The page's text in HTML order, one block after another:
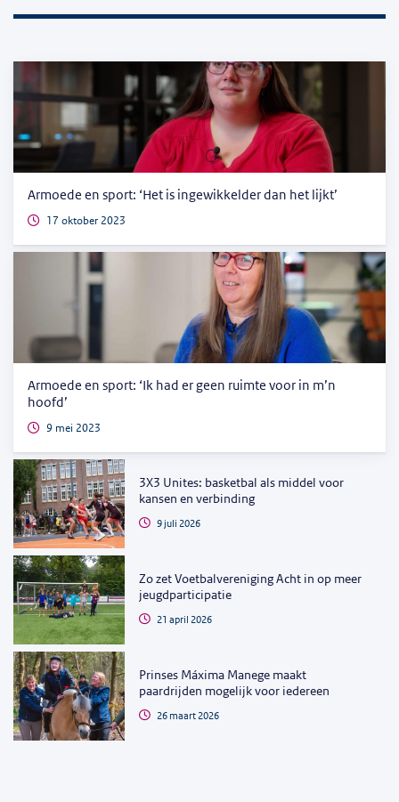
Armoede en sport: ‘Het is ingewikkelder dan het lijkt’
17 oktober 2023
Armoede en sport: ‘Ik had er geen ruimte voor in m’n
hoofd’
9 mei 2023
3X3 Unites: basketbal als middel voor
kansen en verbinding
9 juli 2026
Zo zet Voetbalvereniging Acht in op meer
jeugdparticipatie
21 april 2026
Prinses Máxima Manege maakt
paardrijden mogelijk voor iedereen
26 maart 2026